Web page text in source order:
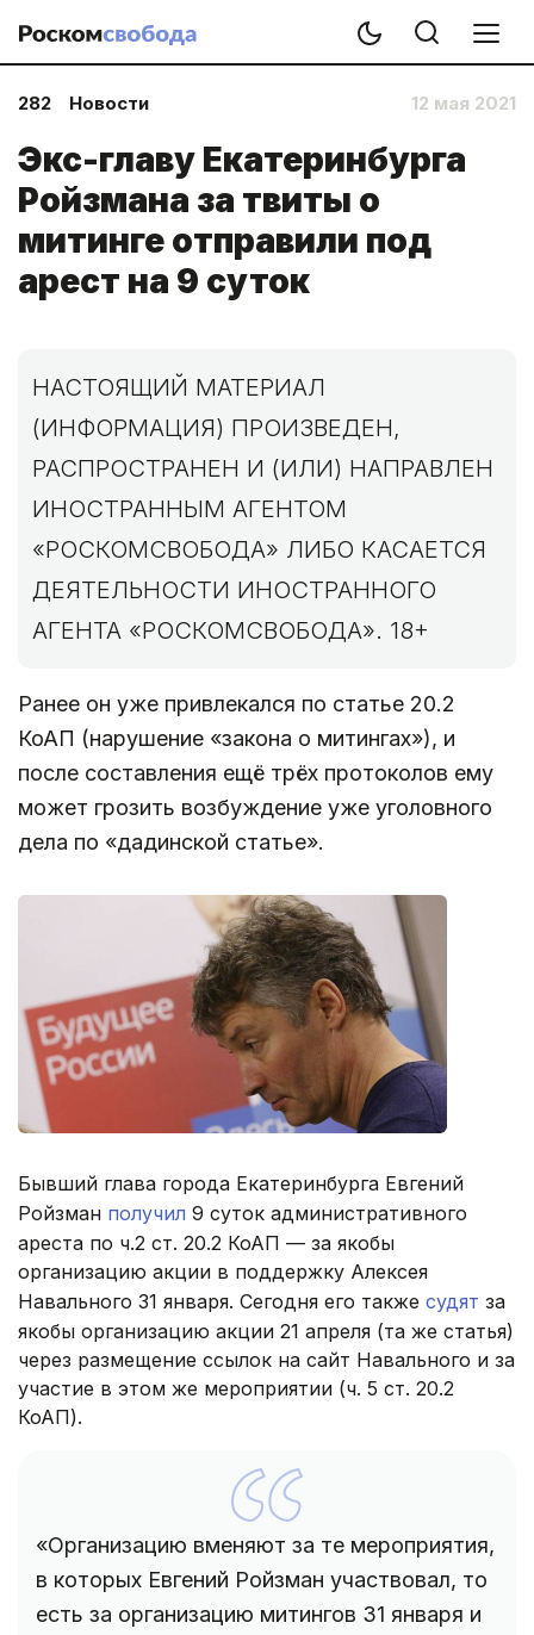
282 Новости 12 мая 2021
Экс-главу Екатеринбурга
Ройзмана за твиты о
митинге отправили под
арест на 9 суток
НАСТОЯЩИЙ МАТЕРИАЛ
(ИНФОРМАЦИЯ) ПРОИЗВЕДЕН,
РАСПРОСТРАНЕН И (ИЛИ) НАПРАВЛЕН
ИНОСТРАННЫМ АГЕНТОМ
«РОСКОМСВОБОДА» ЛИБО КАСАЕТСЯ
ДЕЯТЕЛЬНОСТИ ИНОСТРАННОГО
АГЕНТА «РОСКОМСВОБОДА». 18+
Ранее он уже привлекался по статье 20.2
КоАП (нарушение «закона о митингах»), и
после составления ещё трёх протоколов ему
может грозить возбуждение уже уголовного
дела по «дадинской статье».
Бывший глава города Екатеринбурга Евгений
Ройзман получил 9 суток административного
ареста по ч.2 ст. 20.2 КоАП — за якобы
организацию акции в поддержку Алексея
Навального 31 января. Сегодня его также судят за
якобы организацию акции 21 апреля (та же статья)
через размещение ссылок на сайт Навального и за
участие в этом же мероприятии (ч. 5 ст. 20.2
КоАП).
«Организацию вменяют за те мероприятия,
в которых Евгений Ройзман участвовал, то
есть за организацию митингов 31 января и